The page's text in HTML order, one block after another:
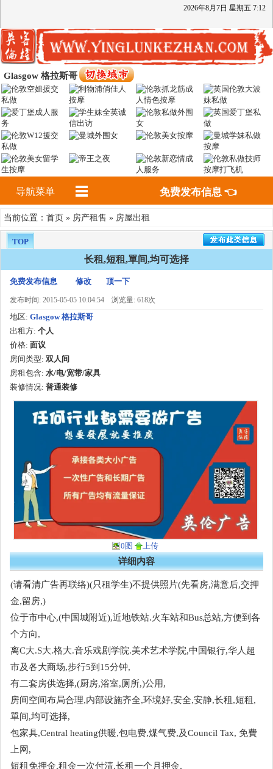
2026年8月 7日 星期五 7:12
Glasgow 格拉斯哥
导航菜单 免费发布信息 👈
当前位置： 首页 » 房产租售 » 房屋出租
TOP
长租,短租,單间,均可选择
免费发布信息 修改 顶一下
发布时间: 2015-05-05 10:04:54 浏览量: 618次
地区: Glasgow 格拉斯哥
出租方: 个人
价格: 面议
房间类型: 双人间
房租包含: 水/电/宽带/家具
装修情况: 普通装修
0图 上传
详细内容
(请看清广告再联络)(只租学生)不提供照片(先看房,满意后,交押
金,留房,)
位于市中心,(中国城附近),近地铁站.火车站和Bus总站,方便到各
个方向,
离C大.S大.格大.音乐戏剧学院.美术艺术学院,中国银行,华人超
市及各大商场,步行5到15分钟,
有二套房供选择,(厨房,浴室,厕所,)公用,
房间空间布局合理,内部设施齐全,环境好,安全,安静,长租,短租,
單间,均可选择,
包家具,Central heating供暖,包电费,煤气费,及Council Tax, 免費
上网,
短租免押金,租金一次付清,长租一个月押金,